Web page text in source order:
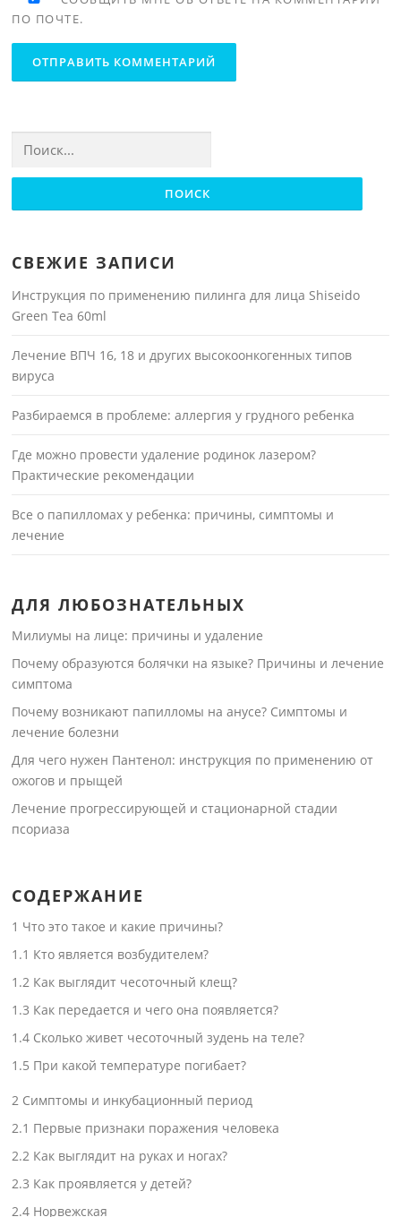
ПО ПОЧТЕ.
СВЕЖИЕ ЗАПИСИ
Инструкция по применению пилинга для лица Shiseido
Green Tea 60ml
Лечение ВПЧ 16, 18 и других высокоонкогенных типов
вируса
Разбираемся в проблеме: аллергия у грудного ребенка
Где можно провести удаление родинок лазером?
Практические рекомендации
Все о папилломах у ребенка: причины, симптомы и
лечение
ДЛЯ ЛЮБОЗНАТЕЛЬНЫХ
Милиумы на лице: причины и удаление
Почему образуются болячки на языке? Причины и лечение
симптома
Почему возникают папилломы на анусе? Симптомы и
лечение болезни
Для чего нужен Пантенол: инструкция по применению от
ожогов и прыщей
Лечение прогрессирующей и стационарной стадии
псориаза
СОДЕРЖАНИЕ
1 Что это такое и какие причины?
1.1 Кто является возбудителем?
1.2 Как выглядит чесоточный клещ?
1.3 Как передается и чего она появляется?
1.4 Сколько живет чесоточный зудень на теле?
1.5 При какой температуре погибает?
2 Симптомы и инкубационный период
2.1 Первые признаки поражения человека
2.2 Как выглядит на руках и ногах?
2.3 Как проявляется у детей?
2.4 Норвежская